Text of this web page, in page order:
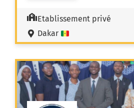
Etablissement privé
Dakar